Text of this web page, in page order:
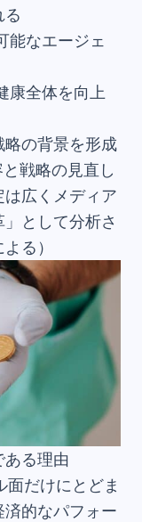
る
能なエージェ
康全体を向上
の背景を形成
戦略の見直し
広くメディア
として分析さ
よる）
ある理由
だけにとどま
的なパフォー